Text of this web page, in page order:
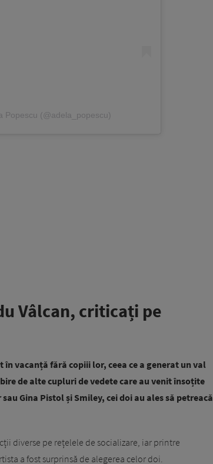
Popescu (@adela_popescu)
Vâlcan, criticați pe
în vacanță fără copiii lor, ceea ce a generat un val
de alte cupluri de vedete care au venit însoțite
Gina Pistol și Smiley, cei doi au ales să petreacă
diverse pe rețelele de socializare, iar printre
a fost surprinsă de alegerea celor doi.